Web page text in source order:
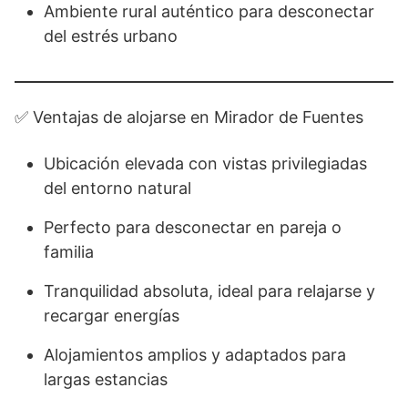
Ambiente rural auténtico para desconectar
del estrés urbano
✅ Ventajas de alojarse en Mirador de Fuentes
Ubicación elevada con vistas privilegiadas
del entorno natural
Perfecto para desconectar en pareja o
familia
Tranquilidad absoluta, ideal para relajarse y
recargar energías
Alojamientos amplios y adaptados para
largas estancias